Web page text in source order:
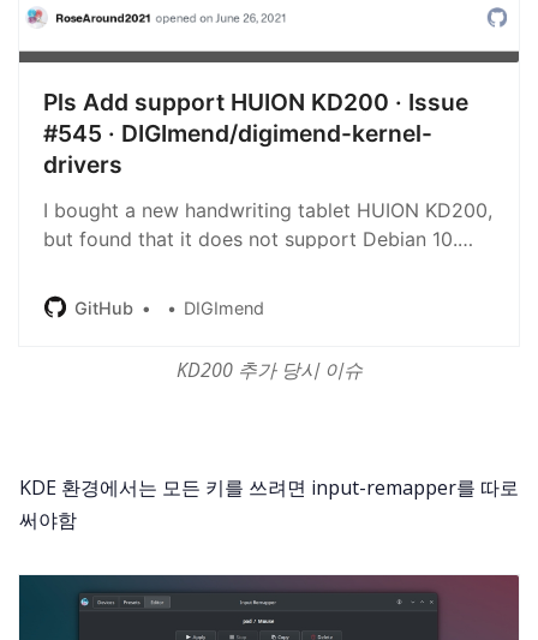
Pls Add support HUION KD200 · Issue
#545 · DIGImend/digimend-kernel-
drivers
I bought a new handwriting tablet HUION KD200,
but found that it does not support Debian 10.
GitHub DIGImend
KD200 추가 당시 이슈
KDE 환경에서는 모든 키를 쓰려면 input-remapper를 따로
써야함